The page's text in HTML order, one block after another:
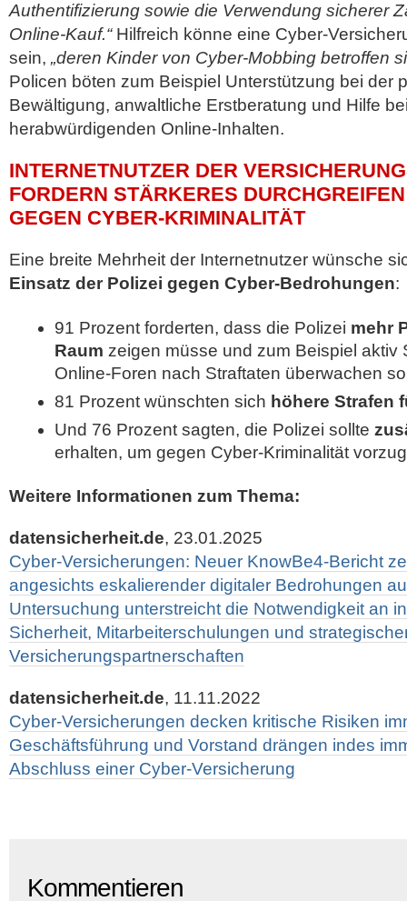
Authentifizierung sowie die Verwendung sicherer
Online-Kauf.“Hilfreich könne eine Cyber-
sein, „deren Kinder von Cyber-Mobbing betroffen
Policen böten zum Beispiel Unterstützung bei der
Bewältigung, anwaltliche Erstberatung und Hilfe
herabwürdigenden Online-Inhalten.
INTERNETNUTZER DER
FORDERN STÄRKERES
GEGEN CYBER-KRIMINALITÄT
Eine breite Mehrheit der Internetnutzer wünsche
Einsatz der Polizei gegen Cyber-Bedrohungen:
91 Prozent forderten, dass die Polizei mehr
Raum zeigen müsse und zum Beispiel aktiv
Online-Foren nach Straftaten überwachen
81 Prozent wünschten sich höhere Strafen
Und 76 Prozent sagten, die Polizei sollte
erhalten, um gegen Cyber-Kriminalität
Weitere Informationen zum Thema:
datensicherheit.de, 23.01.2025
Cyber-Versicherungen: Neuer KnowBe4-Bericht
angesichts eskalierender digitaler Bedrohungen
Untersuchung unterstreicht die Notwendigkeit an
Sicherheit, Mitarbeiterschulungen und
Versicherungspartnerschaften
datensicherheit.de, 11.11.2022
Cyber-Versicherungen decken kritische Risiken
Geschäftsführung und Vorstand drängen indes
Abschluss einer Cyber-Versicherung
Kommentieren